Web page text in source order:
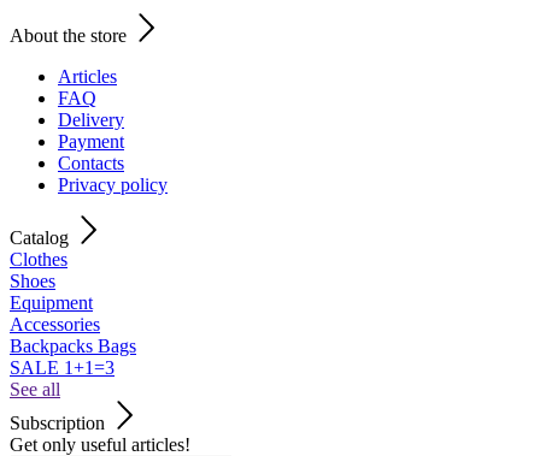
About the store
Articles
FAQ
Delivery
Payment
Contacts
Privacy policy
Catalog
Clothes
Shoes
Equipment
Accessories
Backpacks Bags
SALE 1+1=3
See all
Subscription
Get only useful articles!